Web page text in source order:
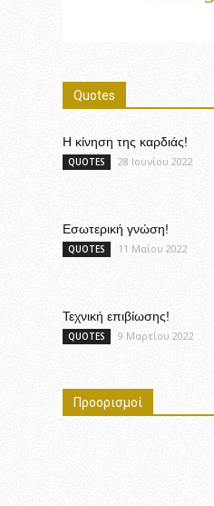
Quotes
Η κίνηση της καρδιάς!
QUOTES 28 Ιουνίου 2022
Εσωτερική γνώση!
QUOTES 11 Μαΐου 2022
Τεχνική επιβίωσης!
QUOTES 9 Μαρτίου 2022
Προορισμοί